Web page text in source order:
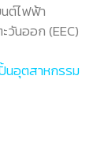
ต์ไฟฟ้า
นออก (EEC)
นอุตสาหกรรม